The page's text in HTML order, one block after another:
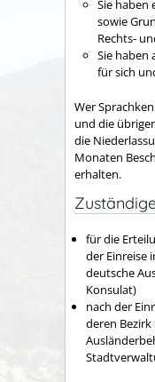
Sie haben
sowie
Rechts-
Sie haben
für sich
Wer
und die
die
Monaten
erhalten.
für die
der Einreise
deutsche
Konsulat)
nach der
deren